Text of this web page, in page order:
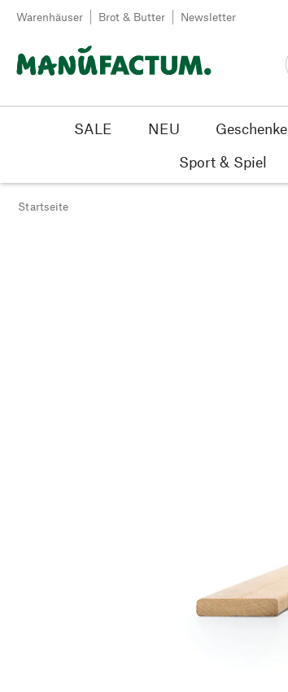
Zum Inhalt springen
Warenhäuser Brot & Butter Newsletter
SALE NEU Geschenke
Sport & Spiel
Startseite